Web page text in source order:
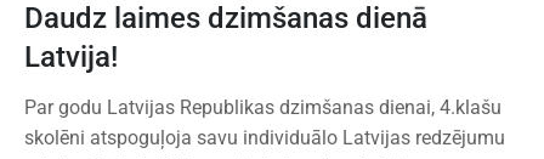
Daudz laimes dzimšanas dienā
Latvija!
Par godu Latvijas Republikas dzimšanas dienai, 4.klašu
skolēni atspoguļoja savu individuālo Latvijas redzējumu